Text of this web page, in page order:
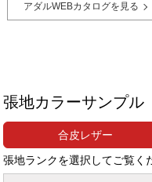
アダルWEBカタログを見る